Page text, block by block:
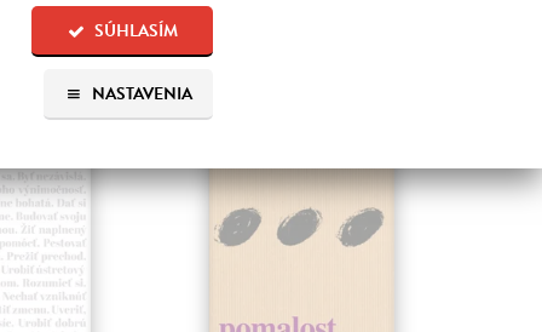
SÚHLASÍM
NASTAVENIA